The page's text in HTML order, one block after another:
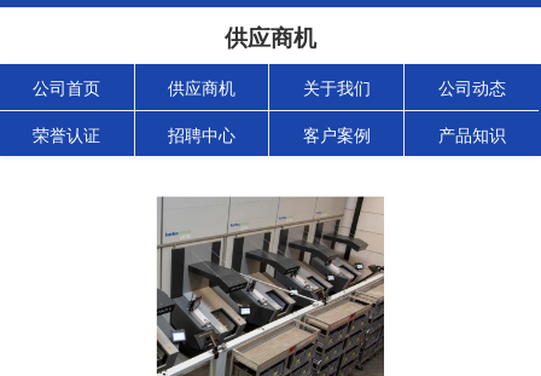
供应商机
公司首页 供应商机 关于我们 公司动态
荣誉认证 招聘中心 客户案例 产品知识